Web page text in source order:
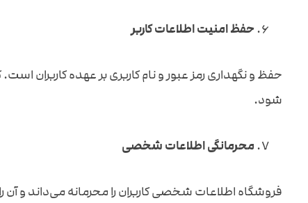
حفظ امنیت اطلاعات کاربر
حفظ و نگهداری رمز عبور و نام کاربری بر عهده کاربران
شود.
محرمانگی اطلاعات شخصی
فروشگاه اطلاعات شخصی کاربران را محرمانه می‌داند و